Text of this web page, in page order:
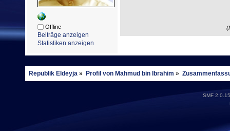
Offline
Beiträge anzeigen
Statistiken anzeigen
Republik Eldeyja » Profil von Mahmud bin Ibrahim »
SMF 2.0.15